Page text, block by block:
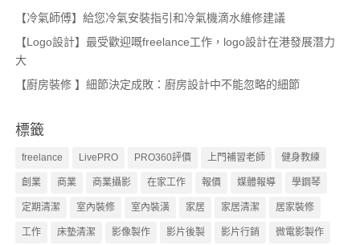
【冷氣師傅】給您冷氣安裝指引和冷氣機滴水維修建議
【Logo設計】最受歡迎嘅freelance工作，logo設計在港發展潛力
大
【廚房裝修 】細節決定成敗：廚房設計中不能忽略的細節
標籤
freelance LivePRO PRO360評價 上門補習老師 健身教練
創業 商業 商業攝影 在家工作 報價 媒體報導 學鋼琴
定期清潔 室內裝修 室內裝潢 家居 家居清潔 居家裝修
工作 床墊清潔 影像製作 影片後製 影片行銷 微電影製作